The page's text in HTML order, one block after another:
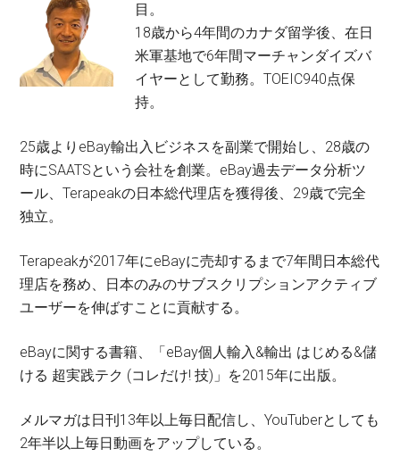
目。
18歳から4年間のカナダ留学後、在日
米軍基地で6年間マーチャンダイズバ
イヤーとして勤務。TOEIC940点保
持。
25歳よりeBay輸出入ビジネスを副業で開始し、28歳の
時にSAATSという会社を創業。eBay過去データ分析ツ
ール、Terapeakの日本総代理店を獲得後、29歳で完全
独立。
Terapeakが2017年にeBayに売却するまで7年間日本総代
理店を務め、日本のみのサブスクリプションアクティブ
ユーザーを伸ばすことに貢献する。
eBayに関する書籍、「eBay個人輸入&輸出 はじめる&儲
ける 超実践テク (コレだけ! 技)」を2015年に出版。
メルマガは日刊13年以上毎日配信し、YouTuberとしても
2年半以上毎日動画をアップしている。